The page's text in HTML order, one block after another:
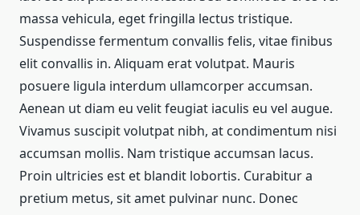
massa vehicula, eget fringilla lectus tristique.
Suspendisse fermentum convallis felis, vitae finibus
elit convallis in. Aliquam erat volutpat. Mauris
posuere ligula interdum ullamcorper accumsan.
Aenean ut diam eu velit feugiat iaculis eu vel augue.
Vivamus suscipit volutpat nibh, at condimentum nisi
accumsan mollis. Nam tristique accumsan lacus.
Proin ultricies est et blandit lobortis. Curabitur a
pretium metus, sit amet pulvinar nunc. Donec